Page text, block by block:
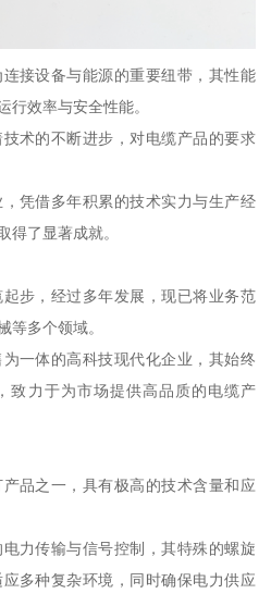
接设备与能源的重要纽带，其性能
行效率与安全性能。
术的不断进步，对电缆产品的要求
凭借多年积累的技术实力与生产经
得了显著成就。
步，经过多年发展，现已将业务范
等多个领域。
一体的高科技现代化企业，其始终
致力于为市场提供高品质的电缆产
品之一，具有极高的技术含量和应
力传输与信号控制，其特殊的螺旋
多种复杂环境，同时确保电力供应